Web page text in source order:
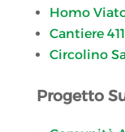
Homo
Cantiere 411
Circolino
Progetto